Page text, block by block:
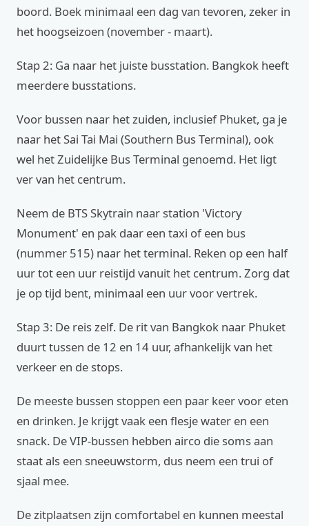
boord. Boek minimaal een dag van tevoren, zeker in
het hoogseizoen (november - maart).
Stap 2: Ga naar het juiste busstation. Bangkok heeft
meerdere busstations.
Voor bussen naar het zuiden, inclusief Phuket, ga je
naar het Sai Tai Mai (Southern Bus Terminal), ook
wel het Zuidelijke Bus Terminal genoemd. Het ligt
ver van het centrum.
Neem de BTS Skytrain naar station 'Victory
Monument' en pak daar een taxi of een bus
(nummer 515) naar het terminal. Reken op een half
uur tot een uur reistijd vanuit het centrum. Zorg dat
je op tijd bent, minimaal een uur voor vertrek.
Stap 3: De reis zelf. De rit van Bangkok naar Phuket
duurt tussen de 12 en 14 uur, afhankelijk van het
verkeer en de stops.
De meeste bussen stoppen een paar keer voor eten
en drinken. Je krijgt vaak een flesje water en een
snack. De VIP-bussen hebben airco die soms aan
staat als een sneeuwstorm, dus neem een trui of
sjaal mee.
De zitplaatsen zijn comfortabel en kunnen meestal